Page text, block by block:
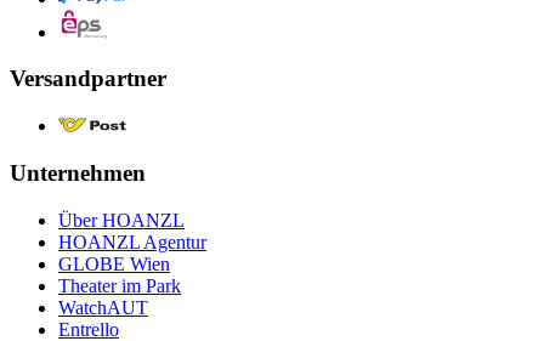
Versandpartner
Unternehmen
Über HOANZL
HOANZL Agentur
GLOBE Wien
Theater im Park
WatchAUT
Entrello